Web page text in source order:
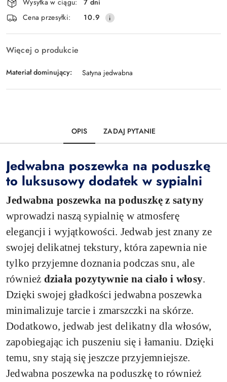
Wyślij
i
dostawa
Wysyłka w ciągu:
7 dni
Cena przesyłki:
10.9
Więcej o produkcie
Materiał dominujący: Satyna jedwabna
OPIS ZADAJ PYTANIE
Jedwabna poszewka na poduszkę
to luksusowy dodatek w sypialni
Jedwabna poszewka na poduszkę z satyny
wprowadzi naszą sypialnię w atmosferę
elegancji i wyjątkowości. Jedwab jest znany ze
swojej delikatnej tekstury, która zapewnia nie
tylko przyjemne doznania podczas snu, ale
również działa pozytywnie na ciało i włosy.
Dzięki swojej gładkości jedwabna poszewka
minimalizuje tarcie i zmarszczki na skórze.
Dodatkowo, jedwab jest delikatny dla włosów,
zapobiegając ich puszeniu się i łamaniu. Dzięki
temu, sny stają się jeszcze przyjemniejsze.
Jedwabna poszewka na poduszkę to również